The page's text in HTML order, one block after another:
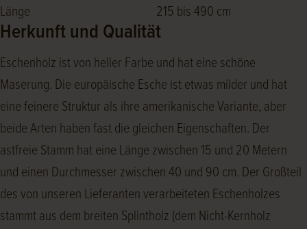
Länge
215 bis 490 cm
Herkunft und Qualität
Eschenholz ist von heller Farbe und hat eine schöne
Maserung. Die europäische Esche ist etwas milder und hat
eine feinere Struktur als ihre amerikanische Variante, aber
beide Arten haben fast die gleichen Eigenschaften. Der
astfreie Stamm hat eine Länge zwischen 15 und 20 Metern
und einen Durchmesser zwischen 40 und 90 cm. Der Großteil
des von unseren Lieferanten verarbeiteten Eschenholzes
stammt aus dem breiten Splintholz (dem Nicht-Kernholz